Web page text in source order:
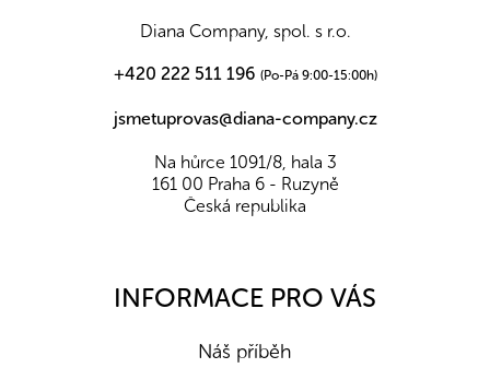
Diana Company, spol. s r.o.
+420 222 511 196 (Po-Pá 9:00-15:00h)
jsmetuprovas@diana-company.cz
Na hůrce 1091/8, hala 3
161 00 Praha 6 - Ruzyně
Česká republika
INFORMACE PRO VÁS
Náš příběh